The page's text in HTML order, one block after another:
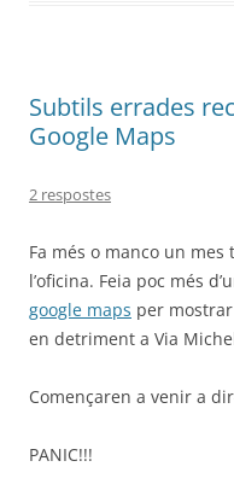
Subtils errades
Google Maps
2 respostes
Fa més o manco un
l’oficina. Feia poc més
google maps per
en detriment a Via
Començaren a venir a
PANIC!!!